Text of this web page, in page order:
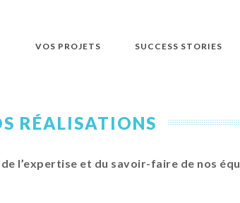
VOS PROJETS SUCCESS STORIES
RÉALISATIONS
l’expertise et du savoir-faire de nos